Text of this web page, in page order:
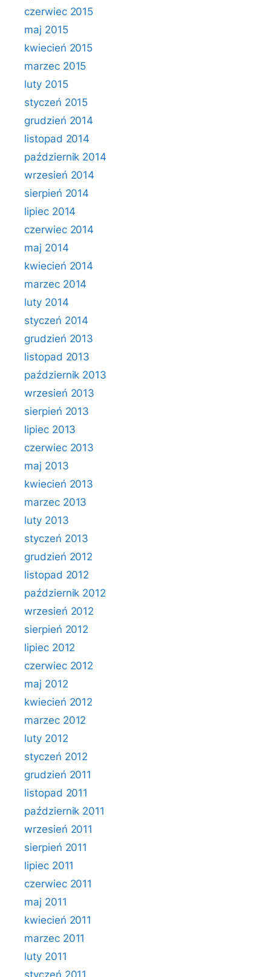
czerwiec 2015
maj 2015
kwiecień 2015
marzec 2015
luty 2015
styczeń 2015
grudzień 2014
listopad 2014
październik 2014
wrzesień 2014
sierpień 2014
lipiec 2014
czerwiec 2014
maj 2014
kwiecień 2014
marzec 2014
luty 2014
styczeń 2014
grudzień 2013
listopad 2013
październik 2013
wrzesień 2013
sierpień 2013
lipiec 2013
czerwiec 2013
maj 2013
kwiecień 2013
marzec 2013
luty 2013
styczeń 2013
grudzień 2012
listopad 2012
październik 2012
wrzesień 2012
sierpień 2012
lipiec 2012
czerwiec 2012
maj 2012
kwiecień 2012
marzec 2012
luty 2012
styczeń 2012
grudzień 2011
listopad 2011
październik 2011
wrzesień 2011
sierpień 2011
lipiec 2011
czerwiec 2011
maj 2011
kwiecień 2011
marzec 2011
luty 2011
styczeń 2011